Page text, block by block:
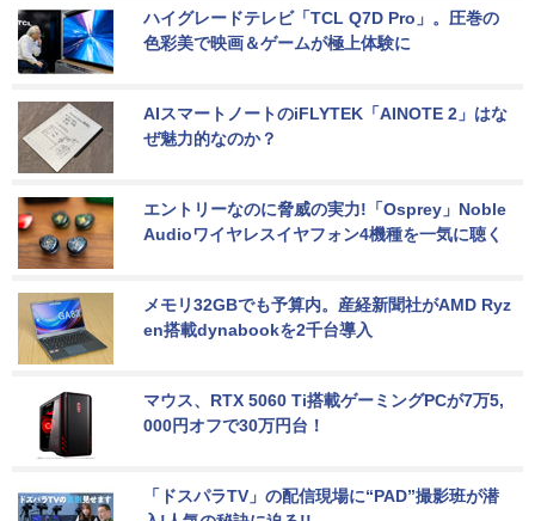
ハイグレードテレビ「TCL Q7D Pro」。圧巻の
色彩美で映画＆ゲームが極上体験に
AIスマートノートのiFLYTEK「AINOTE 2」はな
ぜ魅力的なのか？
エントリーなのに脅威の実力!「Osprey」Noble
Audioワイヤレスイヤフォン4機種を一気に聴く
メモリ32GBでも予算内。産経新聞社がAMD Ryz
en搭載dynabookを2千台導入
マウス、RTX 5060 Ti搭載ゲーミングPCが7万5,
000円オフで30万円台！
「ドスパラTV」の配信現場に“PAD”撮影班が潜